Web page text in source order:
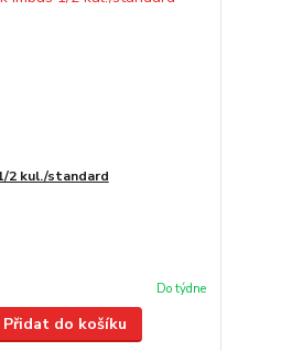
2 kul./standard
Do týdne
Přidat do košíku